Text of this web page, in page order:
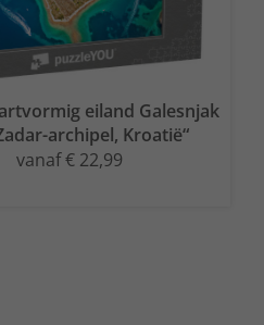
eiland Galesnjak
archipel, Kroatië“
vanaf € 22,99